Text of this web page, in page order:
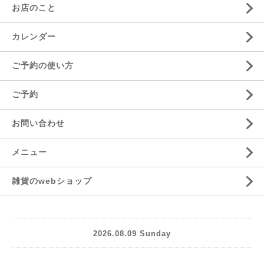
お店のこと
カレンダー
ご予約の使い方
ご予約
お問い合わせ
メニュー
雑貨のwebショップ
2026.08.09 Sunday